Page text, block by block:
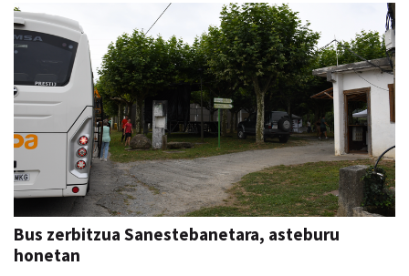
Bus zerbitzua Sanestebanetara, asteburu
honetan